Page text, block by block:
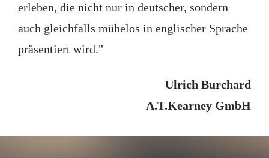
erleben, die nicht nur in deutscher, sondern
auch gleichfalls mühelos in englischer Sprache
präsentiert wird."
Ulrich Burchard
A.T.Kearney GmbH